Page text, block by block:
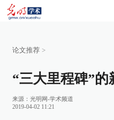
论文推荐 >
“三大里程碑”的
来源： 光明网-学术频道
2019-04-02 11:21